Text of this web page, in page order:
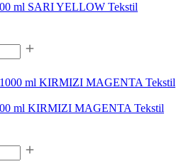
ml SARI YELLOW Tekstil
ml KIRMIZI MAGENTA Tekstil